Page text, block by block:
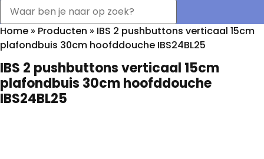
Home » Producten » IBS 2 pushbuttons verticaal 15cm
plafondbuis 30cm hoofddouche IBS24BL25
IBS 2 pushbuttons verticaal 15cm
plafondbuis 30cm hoofddouche
IBS24BL25